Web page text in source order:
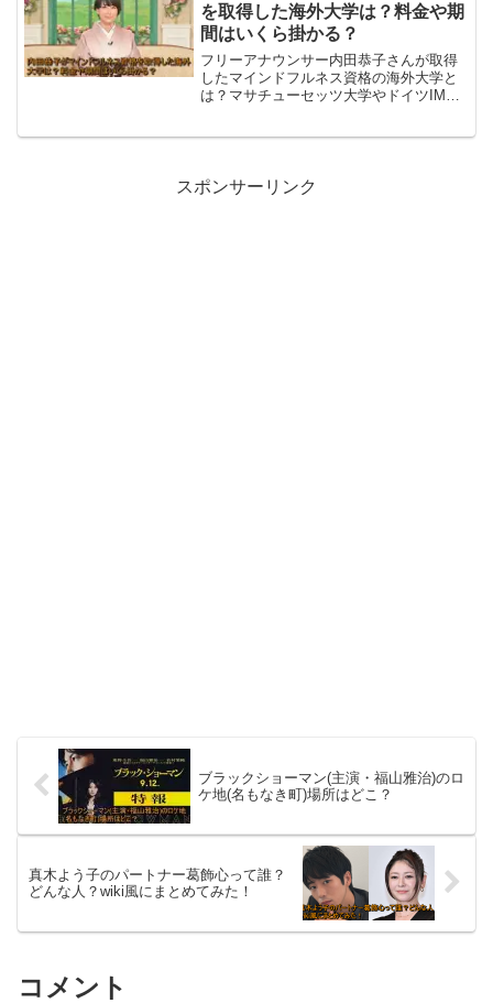
を取得した海外大学は？料金や期
間はいくら掛かる？
フリーアナウンサー内田恭子さんが取得
したマインドフルネス資格の海外大学と
は？マサチューセッツ大学やドイツIMA
スポンサーリンク
ブラックショーマン(主演・福山雅治)のロ
ケ地(名もなき町)場所はどこ？
真木よう子のパートナー葛飾心って誰？
どんな人？wiki風にまとめてみた！
コメント